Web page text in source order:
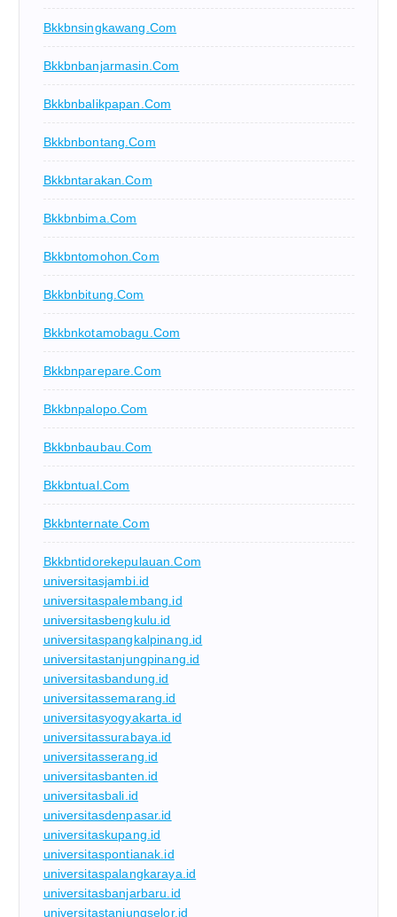
Bkkbnsingkawang.com
Bkkbnbanjarmasin.com
Bkkbnbalikpapan.com
Bkkbnbontang.com
Bkkbntarakan.com
Bkkbnbima.com
Bkkbntomohon.com
Bkkbnbitung.com
Bkkbnkotamobagu.com
Bkkbnparepare.com
Bkkbnpalopo.com
Bkkbnbaubau.com
Bkkbntual.com
Bkkbnternate.com
Bkkbntidorekepulauan.com
universitasjambi.id
universitaspalembang.id
universitasbengkulu.id
universitaspangkalpinang.id
universitastanjungpinang.id
universitasbandung.id
universitassemarang.id
universitasyogyakarta.id
universitassurabaya.id
universitasserang.id
universitasbanten.id
universitasbali.id
universitasdenpasar.id
universitaskupang.id
universitaspontianak.id
universitaspalangkaraya.id
universitasbanjarbaru.id
universitastanjungselor.id